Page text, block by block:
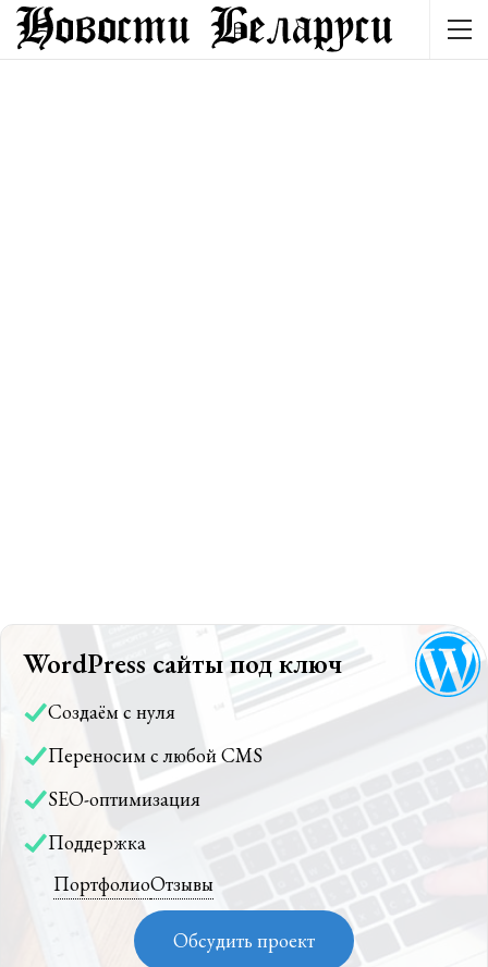
WordPress сайты под ключ
Создаём с нуля
Переносим с любой CMS
SEO-оптимизация
Поддержка
ПортфолиоОтзывы
Обсудить проект